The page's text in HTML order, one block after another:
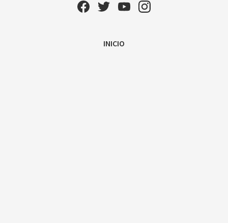
INICIO